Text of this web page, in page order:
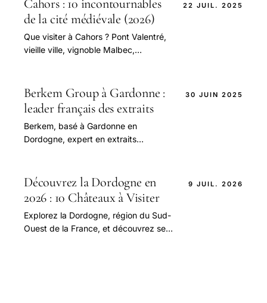
Cahors : 10 incontournables
de la cité médiévale (2026)
Que visiter à Cahors ? Pont Valentré,
vieille ville, vignoble Malbec,
22 JUIL. 2025
Berkem Group à Gardonne :
leader français des extraits
Berkem, basé à Gardonne en
Dordogne, expert en extraits
30 JUIN 2025
Découvrez la Dordogne en
2026 : 10 Châteaux à Visiter
Explorez la Dordogne, région du Sud-
Ouest de la France, et découvrez ses
9 JUIL. 2026